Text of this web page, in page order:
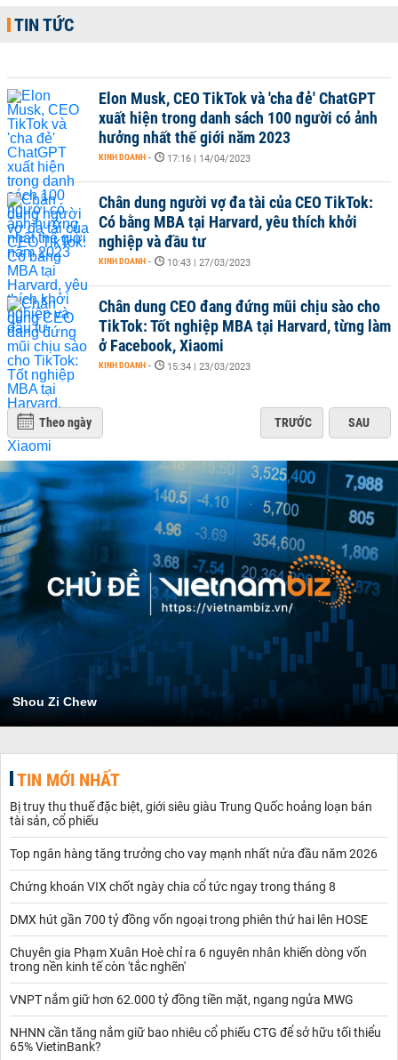
TIN TỨC
Elon Musk, CEO TikTok và 'cha đẻ' ChatGPT
xuất hiện trong danh sách 100 người có ảnh
hưởng nhất thế giới năm 2023
KINH DOANH - 17:16 | 14/04/2023
Chân dung người vợ đa tài của CEO TikTok:
Có bằng MBA tại Harvard, yêu thích khởi
nghiệp và đầu tư
KINH DOANH - 10:43 | 27/03/2023
Chân dung CEO đang đứng mũi chịu sào cho
TikTok: Tốt nghiệp MBA tại Harvard, từng làm
ở Facebook, Xiaomi
KINH DOANH - 15:34 | 23/03/2023
Theo ngày TRƯỚC SAU
Shou Zi Chew
TIN MỚI NHẤT
Bị truy thu thuế đặc biệt, giới siêu giàu Trung Quốc hoảng loạn bán
tài sản, cổ phiếu
Top ngân hàng tăng trưởng cho vay mạnh nhất nửa đầu năm 2026
Chứng khoán VIX chốt ngày chia cổ tức ngay trong tháng 8
DMX hút gần 700 tỷ đồng vốn ngoại trong phiên thứ hai lên HOSE
Chuyên gia Phạm Xuân Hoè chỉ ra 6 nguyên nhân khiến dòng vốn
trong nền kinh tế còn 'tắc nghẽn'
VNPT nắm giữ hơn 62.000 tỷ đồng tiền mặt, ngang ngửa MWG
NHNN cần tăng nắm giữ bao nhiêu cổ phiếu CTG để sở hữu tối thiểu
65% VietinBank?